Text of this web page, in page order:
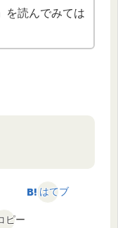
を読んでみては
はてブ
ピー